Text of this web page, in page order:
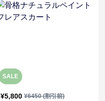
SALE
¥5,800 ¥6450(割引前)